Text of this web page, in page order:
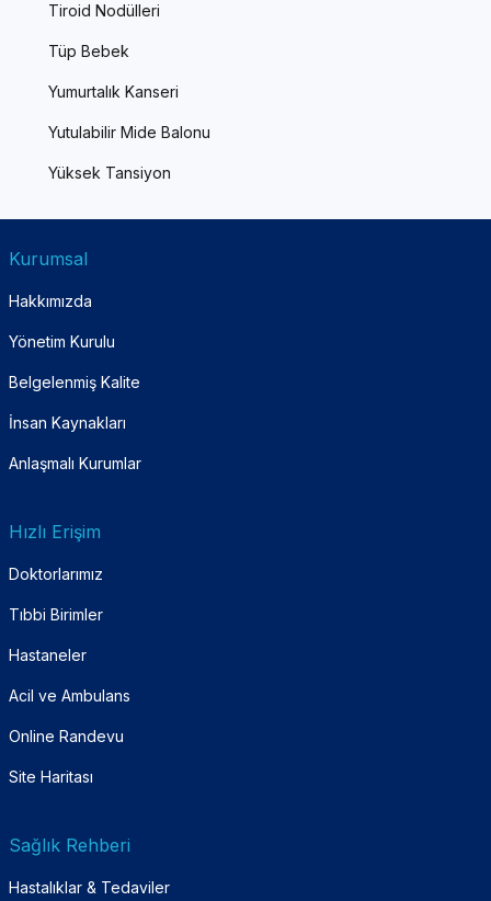
Tiroid Nodülleri
Tüp Bebek
Yumurtalık Kanseri
Yutulabilir Mide Balonu
Yüksek Tansiyon
Kurumsal
Hakkımızda
Yönetim Kurulu
Belgelenmiş Kalite
İnsan Kaynakları
Anlaşmalı Kurumlar
Hızlı Erişim
Doktorlarımız
Tıbbi Birimler
Hastaneler
Acil ve Ambulans
Online Randevu
Site Haritası
Sağlık Rehberi
Hastalıklar & Tedaviler